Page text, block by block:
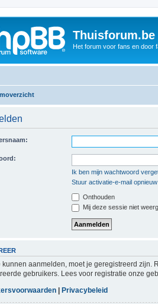
Thuisforum.be
Het forum voor fans en door
Ik ben mijn wachtwoord
Stuur activatie-e-mail opnieuw
Onthouden
Mij deze sessie niet
kunnen aanmelden, moet je geregistreerd zijn.
gebruikers. Lees voor registratie onze
Privacybeleid